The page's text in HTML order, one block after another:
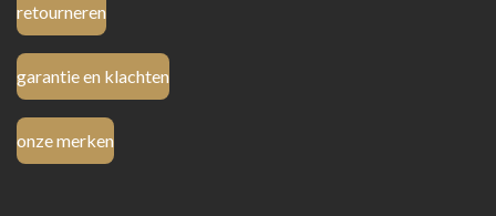
retourneren
garantie en klachten
onze merken